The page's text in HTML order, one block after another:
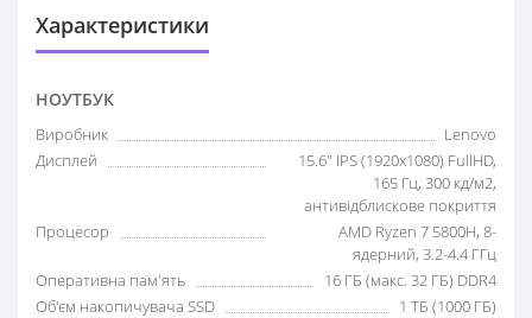
Характеристики
НОУТБУК
Виробник
Lenovo
Дисплей
15.6" IPS (1920x1080) FullHD,
165 Гц, 300 кд/м2,
антивідблискове покриття
Процесор
AMD Ryzen 7 5800H, 8-
ядерний, 3.2-4.4 ГГц
Оперативна пам'ять
16 ГБ (макс. 32 ГБ) DDR4
Об'єм накопичувача SSD
1 ТБ (1000 ГБ)